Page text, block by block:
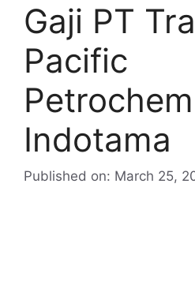
Gaji PT
Pacific
Indotama
Published on: March 25,